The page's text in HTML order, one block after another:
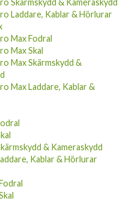
Laddare, Kablar & Hörlurar
Max Fodral
Max Skal
Max Skärmskydd &
Max Laddare, Kablar &
& Kameraskydd
Kablar & Hörlurar